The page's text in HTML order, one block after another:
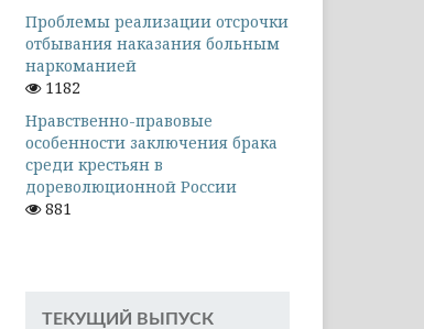
Проблемы реализации отсрочки
отбывания наказания больным
наркоманией
1182
Нравственно-правовые
особенности заключения брака
среди крестьян в
дореволюционной России
881
ТЕКУЩИЙ ВЫПУСК